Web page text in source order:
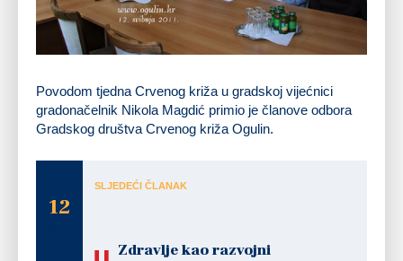
Povodom tjedna Crvenog križa u gradskoj vijećnici
gradonačelnik Nikola Magdić primio je članove odbora
Gradskog društva Crvenog križa Ogulin.
12
SLJEDEĆI ČLANAK
Zdravlje kao razvojni